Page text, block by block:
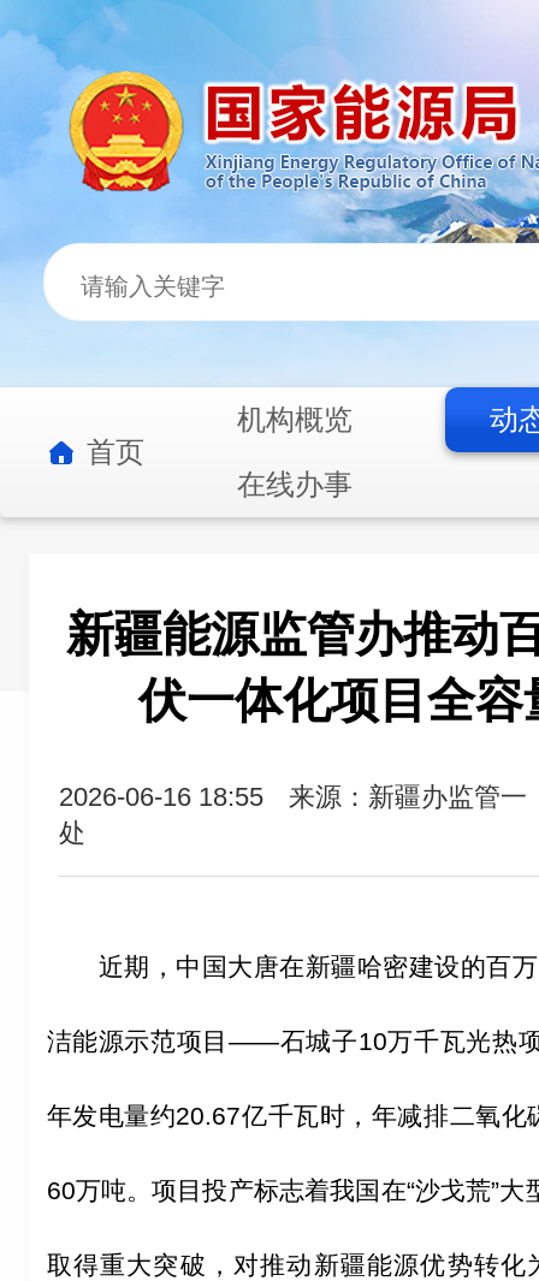
首页
机构概览
动
在线办事
新疆能源监管办推动
伏一体化项目全容
2026-06-16 18:55
来源：新疆办监管一
处
近期，中国大唐在新疆哈密建设的百
洁能源示范项目——石城子10万千瓦光热
年发电量约20.67亿千瓦时，年减排二氧
60万吨。项目投产标志着我国在“沙戈荒”大
取得重大突破 ，对推动新疆能源优势转